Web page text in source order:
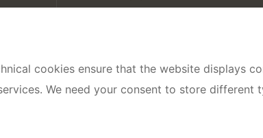
O nás
cookies ensure that the website displays
We need your consent to store different